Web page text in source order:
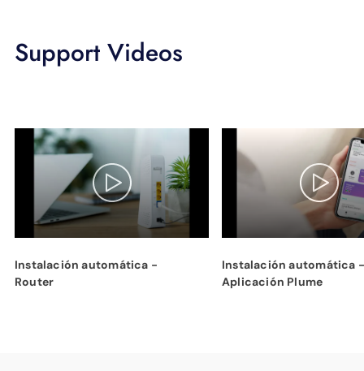
Support Videos
Instalación automática -
Router
Instalación automática -
Aplicación Plume